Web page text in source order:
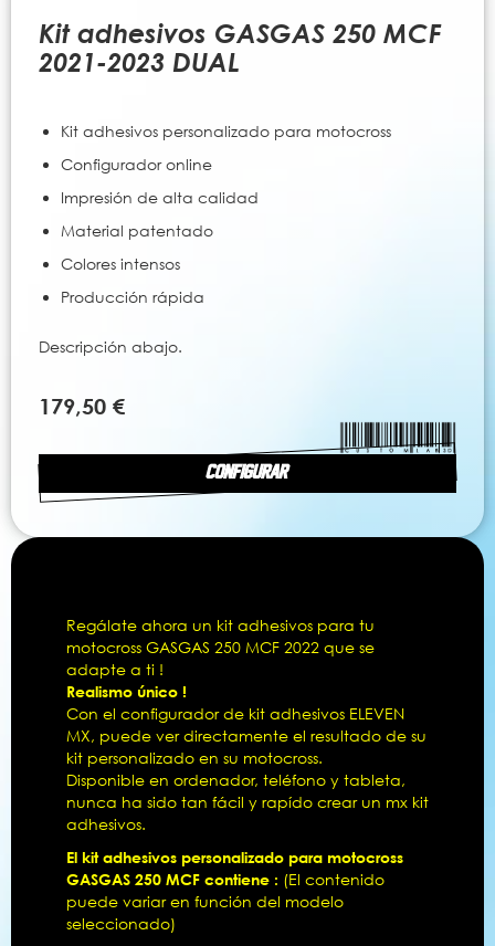
Kit adhesivos GASGAS 250 MCF
2021-2023 DUAL
Kit adhesivos personalizado para motocross
Configurador online
Impresión de alta calidad
Material patentado
Colores intensos
Producción rápida
Descripción abajo.
CONFIGURAR
179,50 €
comienzo
imágenes
Regálate ahora un kit adhesivos para tu
motocross GASGAS 250 MCF 2022 que se
adapte a ti !
Realismo único !
Con el configurador de kit adhesivos ELEVEN
MX, puede ver directamente el resultado de su
kit personalizado en su motocross.
Disponible en ordenador, teléfono y tableta,
nunca ha sido tan fácil y rapído crear un mx kit
adhesivos.
El kit adhesivos personalizado para motocross
GASGAS 250 MCF contiene : (El contenido
puede variar en función del modelo
seleccionado)